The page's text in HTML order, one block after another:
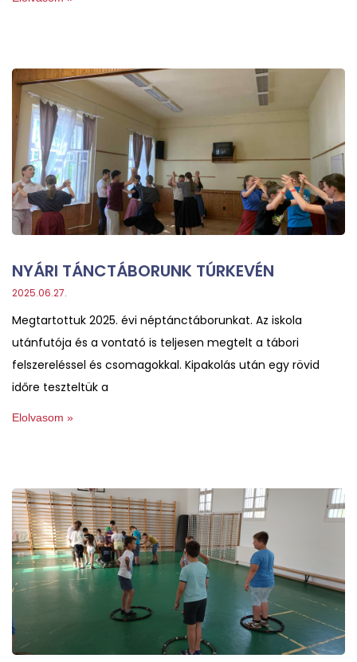
NYÁRI TÁNCTÁBORUNK TÚRKEVÉN
2025.06.27.
Megtartottuk 2025. évi néptánctáborunkat. Az iskola
utánfutója és a vontató is teljesen megtelt a tábori
felszereléssel és csomagokkal. Kipakolás után egy rövid
időre teszteltük a
Elolvasom »